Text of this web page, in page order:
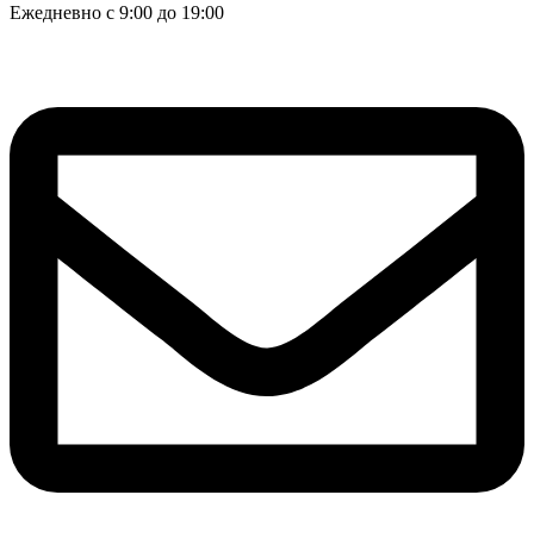
Ежедневно с 9:00 до 19:00